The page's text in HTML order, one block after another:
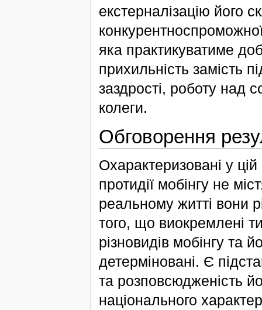
екстерналізацію його
яка практикуватиме
прихильність замість
заздрості, роботу над
колеги.
Обговорення
Охарактеризовані у цій
протидії мобінгу не
реальному житті вони
того, що виокремлені
різновидів мобінгу та
детерміновані. Є
та розповсюдженість
національного